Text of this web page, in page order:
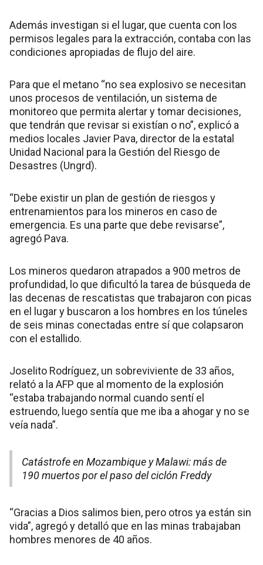
Además investigan si el lugar, que cuenta con los
permisos legales para la extracción, contaba con las
condiciones apropiadas de flujo del aire.
Para que el metano “no sea explosivo se necesitan
unos procesos de ventilación, un sistema de
monitoreo que permita alertar y tomar decisiones,
que tendrán que revisar si existían o no”, explicó a
medios locales Javier Pava, director de la estatal
Unidad Nacional para la Gestión del Riesgo de
Desastres (Ungrd).
“Debe existir un plan de gestión de riesgos y
entrenamientos para los mineros en caso de
emergencia. Es una parte que debe revisarse”,
agregó Pava.
Los mineros quedaron atrapados a 900 metros de
profundidad, lo que dificultó la tarea de búsqueda de
las decenas de rescatistas que trabajaron con picas
en el lugar y buscaron a los hombres en los túneles
de seis minas conectadas entre sí que colapsaron
con el estallido.
Joselito Rodríguez, un sobreviviente de 33 años,
relató a la AFP que al momento de la explosión
“estaba trabajando normal cuando sentí el
estruendo, luego sentía que me iba a ahogar y no se
veía nada”.
Catástrofe en Mozambique y Malawi: más de
190 muertos por el paso del ciclón Freddy
“Gracias a Dios salimos bien, pero otros ya están sin
vida”, agregó y detalló que en las minas trabajaban
hombres menores de 40 años.